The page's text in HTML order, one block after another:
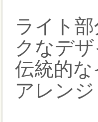
ライト
クなデザ
伝統的
アレン